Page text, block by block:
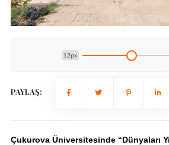
12px
PAYLAŞ:
Çukurova Üniversitesinde “Dünyaları